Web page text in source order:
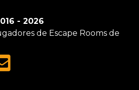
- 2026
de Escape Rooms de